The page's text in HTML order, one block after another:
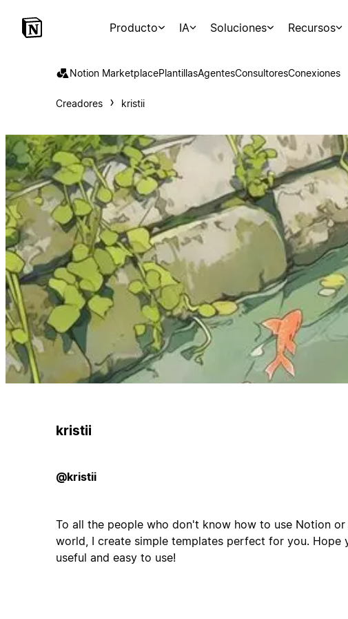
Producto IA Soluciones Recursos
Notion MarketplacePlantillasAgentesConsultoresConexiones
Creadores kristii
kristii
@kristii
To all the people who don't know how to use Notion
world, I create simple templates perfect for you. Hope
useful and easy to use!